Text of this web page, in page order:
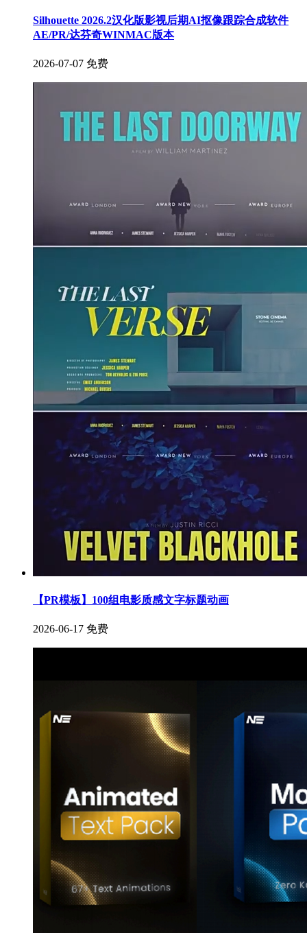
Silhouette 2026.2汉化版影视后期AI抠像跟踪合成软件
AE/PR/达芬奇WINMAC版本
2026-07-07 免费
【PR模板】100组电影质感文字标题动画
2026-06-17 免费